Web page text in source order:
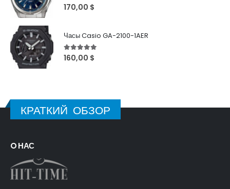
5out of 5
170,00 $
Часы Casio GA-2100-1AER
5out of 5
160,00 $
КРАТКИЙ ОБЗОР
O НАС